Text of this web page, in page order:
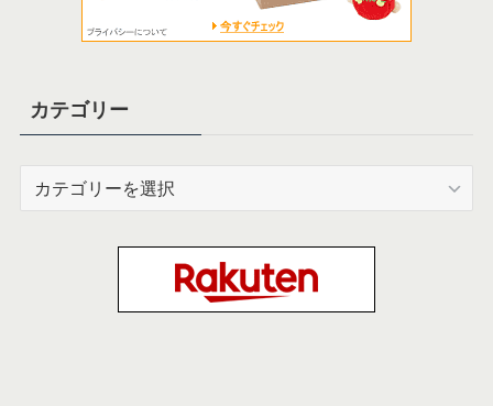
カテゴリー